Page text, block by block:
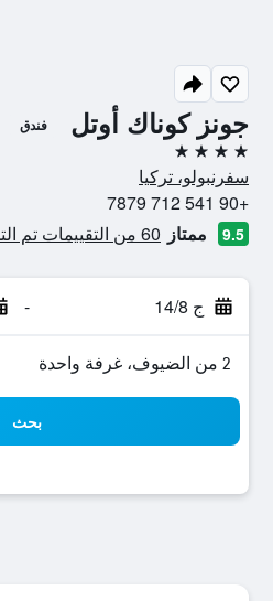
جونز كوناك أوتل فندق
4 نجوم
سفرنبولو، تركيا
+90 541 712 7879
9.5 ممتاز 60 من التقييمات تم التحقق منها
ج 14/8 -
2 من الضيوف، غرفة واحدة
بحث